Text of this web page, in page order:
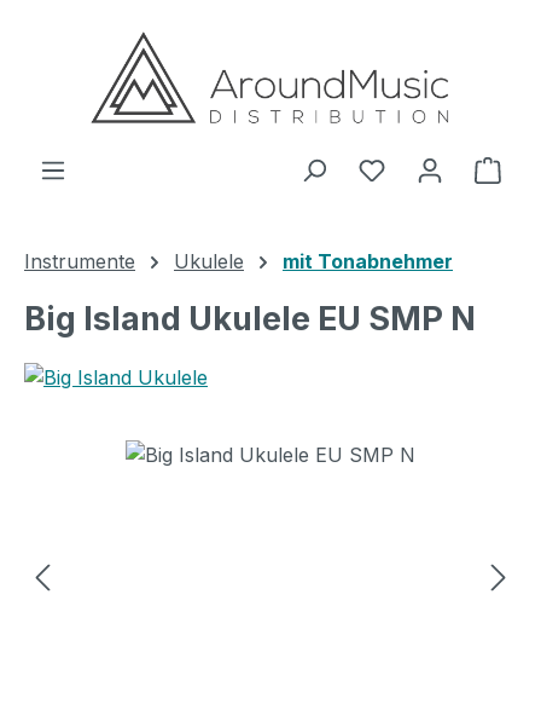
Zum Hauptinhalt springen
Instrumente Ukulele mit Tonabnehmer
Big Island Ukulele EU SMP N
Bildergalerie überspringen